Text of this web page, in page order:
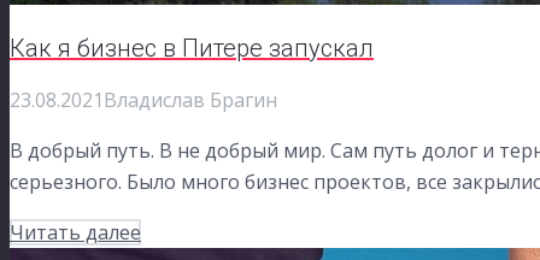
Как я бизнес в Питере запускал
23.08.2021Владислав Брагин
В добрый путь. В не добрый мир. Сам путь долог и
серьезного. Было много бизнес проектов, все
Читать далее